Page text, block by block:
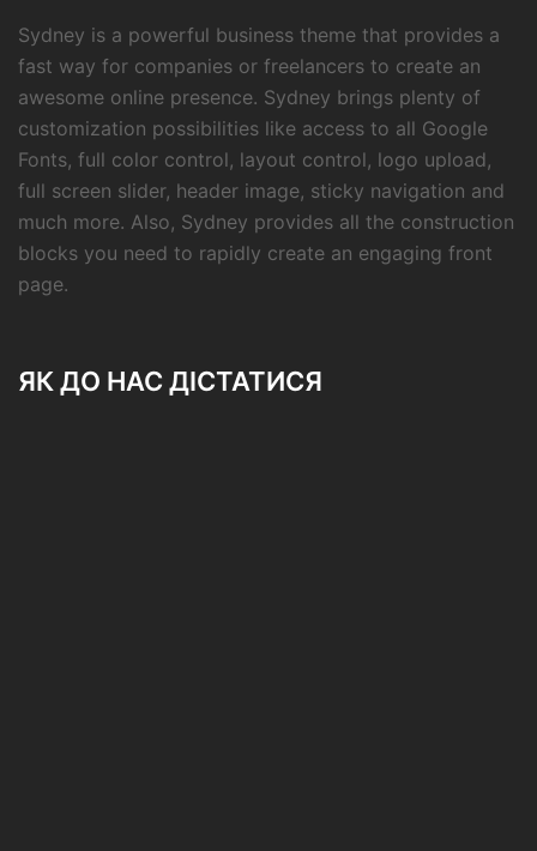
Sydney is a powerful business theme that provides a
fast way for companies or freelancers to create an
awesome online presence. Sydney brings plenty of
customization possibilities like access to all Google
Fonts, full color control, layout control, logo upload,
full screen slider, header image, sticky navigation and
much more. Also, Sydney provides all the construction
blocks you need to rapidly create an engaging front
page.
ЯК ДО НАС ДІСТАТИСЯ